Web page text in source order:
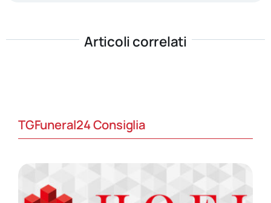
Articoli correlati
TGFuneral24 Consiglia